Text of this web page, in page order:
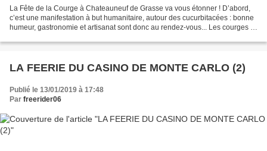
La Fête de la Courge à Chateauneuf de Grasse va vous étonner ! D’abord,
c’est une manifestation à but humanitaire, autour des cucurbitacées : bonne
humeur, gastronomie et artisanat sont donc au rendez-vous... Les courges et
LA FEERIE DU CASINO DE MONTE CARLO (2)
Publié le 13/01/2019 à 17:48
Par freerider06